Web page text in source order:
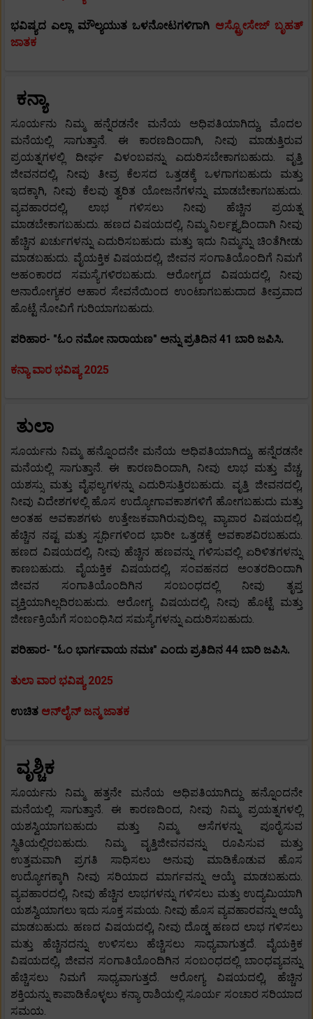
ಭವಿಷ್ಯದ ಎಲ್ಲಾ ಮೌಲ್ಯಯುತ ಒಳನೋಟಗಳಿಗಾಗಿ ಆಸ್ಟ್ರೋಸೇಜ್ ಬೃಹತ್
ಜಾತಕ
ಕನ್ಯಾ
ಸೂರ್ಯನು ನಿಮ್ಮ ಹನ್ನೆರಡನೇ ಮನೆಯ ಅಧಿಪತಿಯಾಗಿದ್ದು, ಮೊದಲ
ಮನೆಯಲ್ಲಿ ಸಾಗುತ್ತಾನೆ. ಈ ಕಾರಣದಿಂದಾಗಿ, ನೀವು ಮಾಡುತ್ತಿರುವ
ಪ್ರಯತ್ನಗಳಲ್ಲಿ ದೀರ್ಘ ವಿಳಂಬವನ್ನು ಎದುರಿಸಬೇಕಾಗಬಹುದು. ವೃತ್ತಿ
ಜೀವನದಲ್ಲಿ, ನೀವು ತೀವ್ರ ಕೆಲಸದ ಒತ್ತಡಕ್ಕೆ ಒಳಗಾಗಬಹುದು ಮತ್ತು
ಇದಕ್ಕಾಗಿ, ನೀವು ಕೆಲವು ತ್ವರಿತ ಯೋಜನೆಗಳನ್ನು ಮಾಡಬೇಕಾಗಬಹುದು.
ವ್ಯವಹಾರದಲ್ಲಿ, ಲಾಭ ಗಳಿಸಲು ನೀವು ಹೆಚ್ಚಿನ ಪ್ರಯತ್ನ
ಮಾಡಬೇಕಾಗಬಹುದು. ಹಣದ ವಿಷಯದಲ್ಲಿ, ನಿಮ್ಮ ನಿರ್ಲಕ್ಷ್ಯದಿಂದಾಗಿ ನೀವು
ಹೆಚ್ಚಿನ ಖರ್ಚುಗಳನ್ನು ಎದುರಿಸಬಹುದು ಮತ್ತು ಇದು ನಿಮ್ಮನ್ನು ಚಿಂತೆಗೀಡು
ಮಾಡಬಹುದು. ವೈಯಕ್ತಿಕ ವಿಷಯದಲ್ಲಿ, ಜೀವನ ಸಂಗಾತಿಯೊಂದಿಗೆ ನಿಮಗೆ
ಅಹಂಕಾರದ ಸಮಸ್ಯೆಗಳಿರಬಹುದು. ಆರೋಗ್ಯದ ವಿಷಯದಲ್ಲಿ, ನೀವು
ಅನಾರೋಗ್ಯಕರ ಆಹಾರ ಸೇವನೆಯಿಂದ ಉಂಟಾಗಬಹುದಾದ ತೀವ್ರವಾದ
ಹೊಟ್ಟೆ ನೋವಿಗೆ ಗುರಿಯಾಗಬಹುದು.
ಪರಿಹಾರ- "ಓಂ ನಮೋ ನಾರಾಯಣ" ಅನ್ನು ಪ್ರತಿದಿನ 41 ಬಾರಿ ಜಪಿಸಿ.
ಕನ್ಯಾ ವಾರ ಭವಿಷ್ಯ 2025
ತುಲಾ
ಸೂರ್ಯನು ನಿಮ್ಮ ಹನ್ನೊಂದನೇ ಮನೆಯ ಅಧಿಪತಿಯಾಗಿದ್ದು, ಹನ್ನೆರಡನೇ
ಮನೆಯಲ್ಲಿ ಸಾಗುತ್ತಾನೆ. ಈ ಕಾರಣದಿಂದಾಗಿ, ನೀವು ಲಾಭ ಮತ್ತು ವೆಚ್ಚ,
ಯಶಸ್ಸು ಮತ್ತು ವೈಫಲ್ಯಗಳನ್ನು ಎದುರಿಸುತ್ತಿರಬಹುದು. ವೃತ್ತಿ ಜೀವನದಲ್ಲಿ,
ನೀವು ವಿದೇಶಗಳಲ್ಲಿ ಹೊಸ ಉದ್ಯೋಗಾವಕಾಶಗಳಿಗೆ ಹೋಗಬಹುದು ಮತ್ತು
ಅಂತಹ ಅವಕಾಶಗಳು ಉತ್ತೇಜಕವಾಗಿರುವುದಿಲ್ಲ. ವ್ಯಾಪಾರ ವಿಷಯದಲ್ಲಿ,
ಹೆಚ್ಚಿನ ನಷ್ಟ ಮತ್ತು ಸ್ಪರ್ಧಿಗಳಿಂದ ಭಾರೀ ಒತ್ತಡಕ್ಕೆ ಅವಕಾಶವಿರಬಹುದು.
ಹಣದ ವಿಷಯದಲ್ಲಿ, ನೀವು ಹೆಚ್ಚಿನ ಹಣವನ್ನು ಗಳಿಸುವಲ್ಲಿ ಏರಿಳಿತಗಳನ್ನು
ಕಾಣಬಹುದು. ವೈಯಕ್ತಿಕ ವಿಷಯದಲ್ಲಿ, ಸಂವಹನದ ಅಂತರದಿಂದಾಗಿ
ಜೀವನ ಸಂಗಾತಿಯೊಂದಿಗಿನ ಸಂಬಂಧದಲ್ಲಿ ನೀವು ತೃಪ್ತ
ವ್ಯಕ್ತಿಯಾಗಿಲ್ಲದಿರಬಹುದು. ಆರೋಗ್ಯ ವಿಷಯದಲ್ಲಿ, ನೀವು ಹೊಟ್ಟೆ ಮತ್ತು
ಜೀರ್ಣಕ್ರಿಯೆಗೆ ಸಂಬಂಧಿಸಿದ ಸಮಸ್ಯೆಗಳನ್ನು ಎದುರಿಸಬಹುದು.
ಪರಿಹಾರ- "ಓಂ ಭಾರ್ಗವಾಯ ನಮಃ" ಎಂದು ಪ್ರತಿದಿನ 44 ಬಾರಿ ಜಪಿಸಿ.
ತುಲಾ ವಾರ ಭವಿಷ್ಯ 2025
ಉಚಿತ ಆನ್‌ಲೈನ್ ಜನ್ಮ ಜಾತಕ
ವೃಶ್ಚಿಕ
ಸೂರ್ಯನು ನಿಮ್ಮ ಹತ್ತನೇ ಮನೆಯ ಅಧಿಪತಿಯಾಗಿದ್ದು ಹನ್ನೊಂದನೇ
ಮನೆಯಲ್ಲಿ ಸಾಗುತ್ತಾನೆ. ಈ ಕಾರಣದಿಂದ, ನೀವು ನಿಮ್ಮ ಪ್ರಯತ್ನಗಳಲ್ಲಿ
ಯಶಸ್ವಿಯಾಗಬಹುದು ಮತ್ತು ನಿಮ್ಮ ಆಸೆಗಳನ್ನು ಪೂರೈಸುವ
ಸ್ಥಿತಿಯಲ್ಲಿರಬಹುದು. ನಿಮ್ಮ ವೃತ್ತಿಜೀವನವನ್ನು ರೂಪಿಸುವ ಮತ್ತು
ಉತ್ತಮವಾಗಿ ಪ್ರಗತಿ ಸಾಧಿಸಲು ಅನುವು ಮಾಡಿಕೊಡುವ ಹೊಸ
ಉದ್ಯೋಗಕ್ಕಾಗಿ ನೀವು ಸರಿಯಾದ ಮಾರ್ಗವನ್ನು ಆಯ್ಕೆ ಮಾಡಬಹುದು.
ವ್ಯವಹಾರದಲ್ಲಿ, ನೀವು ಹೆಚ್ಚಿನ ಲಾಭಗಳನ್ನು ಗಳಿಸಲು ಮತ್ತು ಉದ್ಯಮಿಯಾಗಿ
ಯಶಸ್ವಿಯಾಗಲು ಇದು ಸೂಕ್ತ ಸಮಯ. ನೀವು ಹೊಸ ವ್ಯವಹಾರವನ್ನು ಆಯ್ಕೆ
ಮಾಡಬಹುದು. ಹಣದ ವಿಷಯದಲ್ಲಿ, ನೀವು ದೊಡ್ಡ ಹಣದ ಲಾಭ ಗಳಿಸಲು
ಮತ್ತು ಹೆಚ್ಚಿನದನ್ನು ಉಳಿಸಲು ಹೆಚ್ಚಿಸಲು ಸಾಧ್ಯವಾಗುತ್ತದೆ. ವೈಯಕ್ತಿಕ
ವಿಷಯದಲ್ಲಿ, ಜೀವನ ಸಂಗಾತಿಯೊಂದಿಗಿನ ಸಂಬಂಧದಲ್ಲಿ ಬಾಂಧವ್ಯವನ್ನು
ಹೆಚ್ಚಿಸಲು ನಿಮಗೆ ಸಾಧ್ಯವಾಗುತ್ತದೆ. ಆರೋಗ್ಯ ವಿಷಯದಲ್ಲಿ, ಹೆಚ್ಚಿನ
ಶಕ್ತಿಯನ್ನು ಕಾಪಾಡಿಕೊಳ್ಳಲು ಕನ್ಯಾ ರಾಶಿಯಲ್ಲಿ ಸೂರ್ಯ ಸಂಚಾರ ಸರಿಯಾದ
ಸಮಯ.